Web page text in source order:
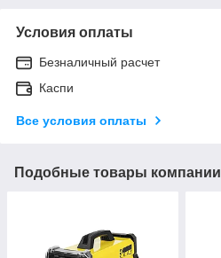
Условия оплаты
Безналичный расчет
Каспи
Все условия оплаты
Подобные товары компании